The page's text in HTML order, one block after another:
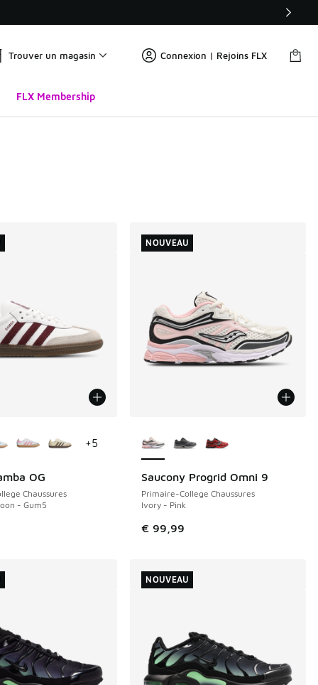
Trouver un magasin Connexion | Rejoins FLX
FLX Membership
OG
Chaussures
- Gum5
+5
Saucony Progrid Omni 9
Primaire-College Chaussures
Ivory - Pink
€ 99,99
NOUVEAU
NOUVEAU
NOUVEAU